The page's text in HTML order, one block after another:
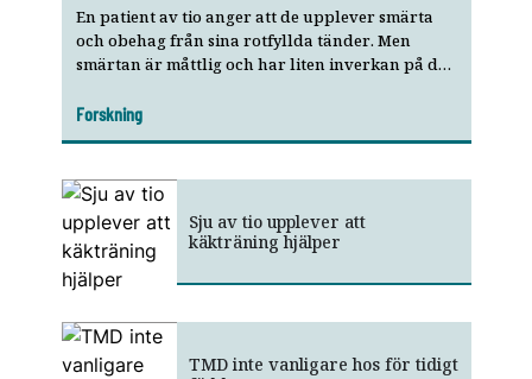
En patient av tio anger att de upplever smärta
och obehag från sina rotfyllda tänder. Men
smärtan är måttlig och har liten inverkan på det
Forskning
Sju av tio upplever att
käkträning hjälper
TMD inte vanligare hos för tidigt